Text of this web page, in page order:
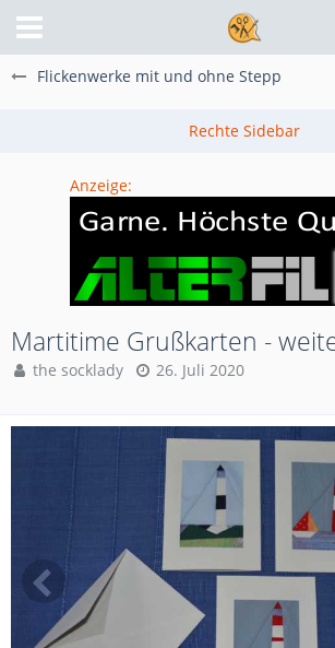
Flickenwerke mit und ohne Stepp
Anzeige:
Martitime Grußkarten -
the socklady 26. Juli 2020